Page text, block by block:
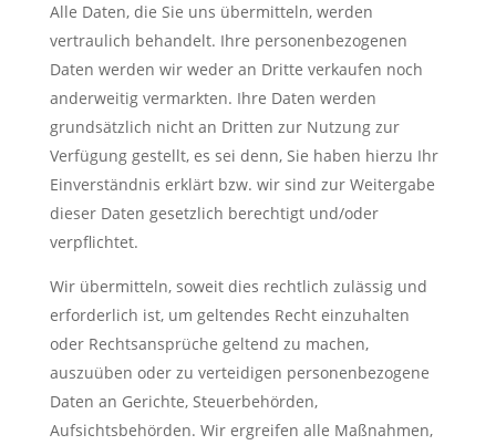
Alle Daten, die Sie uns übermitteln, werden
vertraulich behandelt. Ihre personenbezogenen
Daten werden wir weder an Dritte verkaufen noch
anderweitig vermarkten. Ihre Daten werden
grundsätzlich nicht an Dritten zur Nutzung zur
Verfügung gestellt, es sei denn, Sie haben hierzu Ihr
Einverständnis erklärt bzw. wir sind zur Weitergabe
dieser Daten gesetzlich berechtigt und/oder
verpflichtet.
Wir übermitteln, soweit dies rechtlich zulässig und
erforderlich ist, um geltendes Recht einzuhalten
oder Rechtsansprüche geltend zu machen,
auszuüben oder zu verteidigen personenbezogene
Daten an Gerichte, Steuerbehörden,
Aufsichtsbehörden. Wir ergreifen alle Maßnahmen,